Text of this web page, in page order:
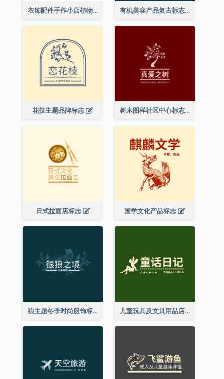
衣饰配件手作小店植物主题标志设计 有机美容产品复古标志
花技主题品牌标志 树木图样社区中心标志
日式拉面店标志 国学文化产品标志
狼主题冬季时尚服饰标志 儿童玩具及文具用品店精灵主题标志设计